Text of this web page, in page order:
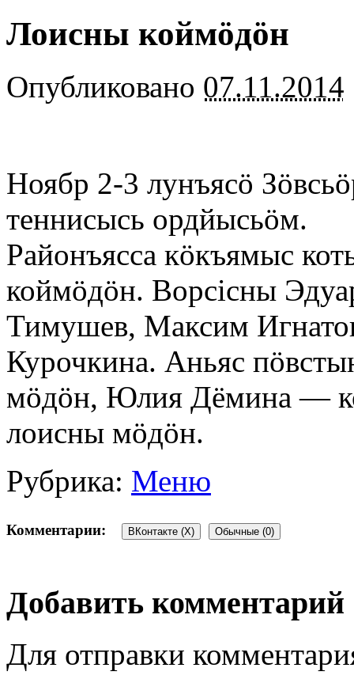
Лоисны коймöдöн
Опубликовано 07.11.2014
Ноябр 2-3 лунъясö
теннисысь ордйысьöм.
Районъясса кöкъямыс
коймöдöн. Ворсiсны
Тимушев, Максим
Курочкина. Аньяс
мöдöн, Юлия Дёмина —
лоисны мöдöн.
Рубрика: Меню
Комментарии: ВКонтакте (X) Обычные (0)
Добавить комментарий
Для отправки